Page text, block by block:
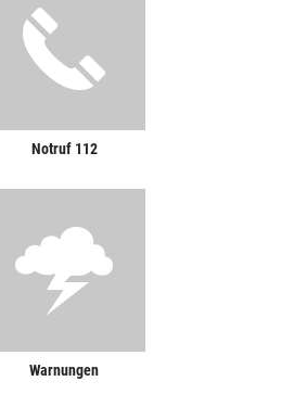
Notruf 112
Warnungen